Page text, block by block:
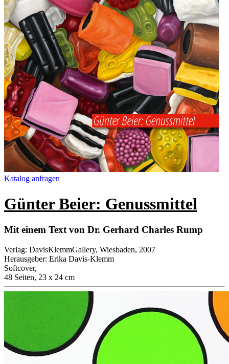
Katalog anfragen
Günter Beier: Genussmittel
Mit einem Text von Dr. Gerhard Charles Rump
Verlag: DavisKlemmGallery, Wiesbaden, 2007
Herausgeber: Erika Davis-Klemm
Softcover,
48 Seiten, 23 x 24 cm